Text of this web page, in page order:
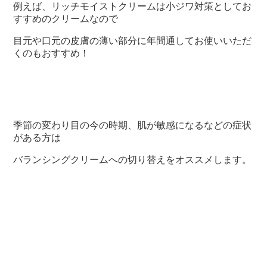
例えば、リッチモイストクリームは小ジワ対策としてお
すすめのクリームなので
目元や口元の皮膚の薄い部分に年間通してお使いいただ
くのもおすすめ！
季節の変わり目の今の時期、肌が敏感になるなどの症状
がある方は
バランシングクリームへの切り替えをオススメします。